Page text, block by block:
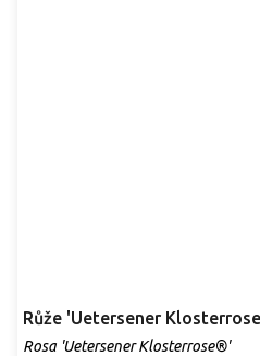
Růže 'Uetersener
Rosa 'Uetersener Klosterrose®'